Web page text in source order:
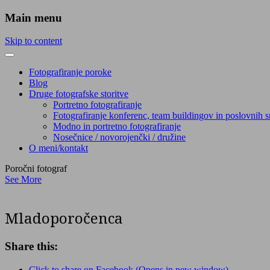
Main menu
Skip to content
Fotografiranje poroke
Blog
Druge fotografske storitve
Portretno fotografiranje
Fotografiranje konferenc, team buildingov in poslovnih
Modno in portretno fotografiranje
Nosečnice / novorojenčki / družine
O meni/kontakt
Poročni fotograf
See More
Mladoporočenca
Share this: